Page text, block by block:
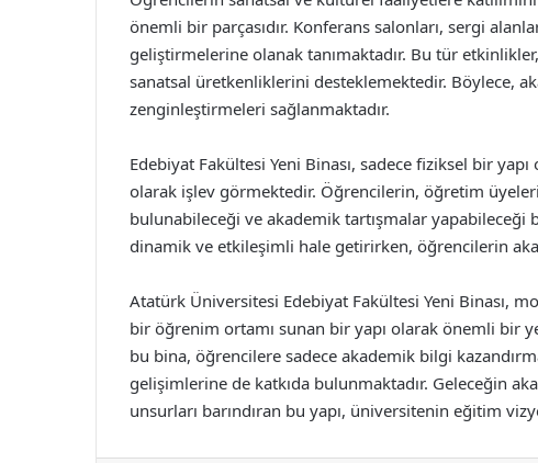
önemli bir parçasıdır. Konferans salonları, sergi
geliştirmelerine olanak tanımaktadır. Bu tür
sanatsal üretkenliklerini desteklemektedir. Böylece,
zenginleştirmeleri sağlanmaktadır.
Edebiyat Fakültesi Yeni Binası, sadece fiziksel bir
olarak işlev görmektedir. Öğrencilerin, öğretim
bulunabileceği ve akademik tartışmalar
dinamik ve etkileşimli hale getirirken, öğrencilerin
Atatürk Üniversitesi Edebiyat Fakültesi Yeni Binası,
bir öğrenim ortamı sunan bir yapı olarak önemli bir
bu bina, öğrencilere sadece akademik bilgi
gelişimlerine de katkıda bulunmaktadır. Geleceğin
unsurları barındıran bu yapı, üniversitenin eğitim